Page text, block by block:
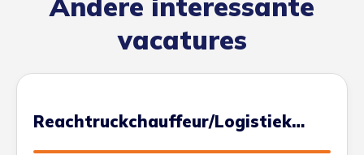
Andere interessante
vacatures
Reachtruckchauffeur/Logistiek
Medewerker